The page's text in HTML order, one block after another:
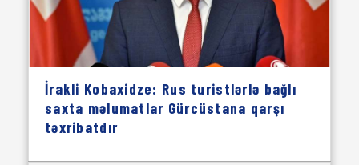
İrakli Kobaxidze: Rus turistlərlə bağlı
saxta məlumatlar Gürcüstana qarşı
təxribatdır